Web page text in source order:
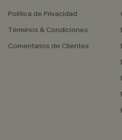
Política de Privacidad
Términos & Condiciones
Comentarios de Clientes